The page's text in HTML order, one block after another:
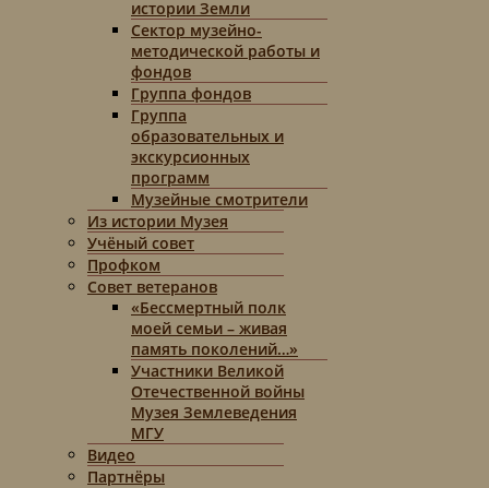
истории Земли
Сектор музейно-
методической работы и
фондов
Группа фондов
Группа
образовательных и
экскурсионных
программ
Музейные смотрители
Из истории Музея
Учёный совет
Профком
Совет ветеранов
«Бессмертный полк
моей семьи – живая
память поколений…»
Участники Великой
Отечественной войны
Музея Землеведения
МГУ
Видео
Партнёры